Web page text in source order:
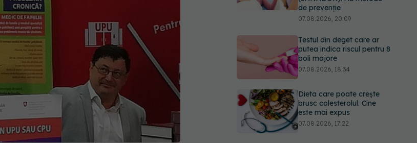
de prevenție
07.08.2026, 20:09
Testul din deget care ar
putea indica riscul pentru 8
boli majore
07.08.2026, 18:34
Dieta care poate crește
brusc colesterolul. Cine
este mai expus
07.08.2026, 17:22